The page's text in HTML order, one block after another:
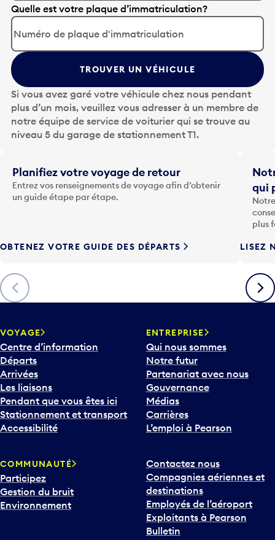
A
p
p
u
y
e
z
s
u
r
l
t
o
u
F
è
c
h
v
e
r
s
l
e
b
a
o
u
r
i
Quelle est votre plaque d’immatriculation?
TROUVER UN VÉHICULE
Si vous avez garé votre véhicule chez nous pendant
plus d’un mois, veuillez vous adresser à un membre de
notre équipe de service de voiturier qui se trouve au
niveau 5 du garage de stationnement T1.
Précédent
Planifiez votre voyage de retour
Entrez vos renseignements de voyage afin d’obtenir
un guide étape par étape.
OBTENEZ VOTRE GUIDE DES DÉPARTS
qui
plus
LISEZ
VOYAGE
Centre d’information
Départs
Arrivées
Les liaisons
Pendant que vous êtes ici
Stationnement et transport
Accessibilité
ENTREPRISE
Qui nous sommes
Notre futur
Partenariat avec nous
Gouvernance
Médias
Carrières
L’emploi à Pearson
COMMUNAUTÉ
Participez
Gestion du bruit
Environnement
Contactez nous
Compagnies aériennes et
destinations
Employés de l’aéroport
Exploitants à Pearson
Bulletin